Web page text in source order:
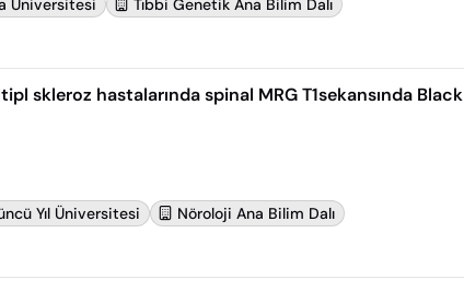
Üniversitesi
Tıbbi Genetik Ana Bilim Dalı
skleroz hastalarında spinal MRG T1sekansında Black
Yıl Üniversitesi
Nöroloji Ana Bilim Dalı